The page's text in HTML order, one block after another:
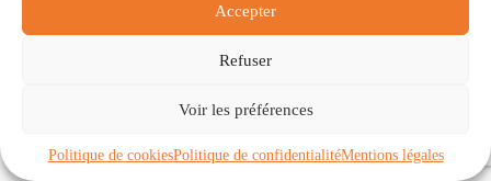
Accepter
Refuser
Voir les préférences
Politique de cookiesPolitique de confidentialitéMentions légales
Communautés
À propos
Politique de cookies (UE)